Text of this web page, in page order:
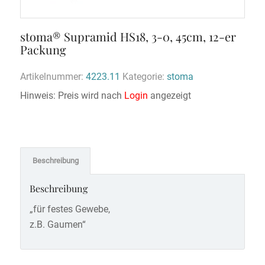
stoma® Supramid HS18, 3-0, 45cm, 12-er
Packung
Artikelnummer: 4223.11 Kategorie: stoma
Hinweis: Preis wird nach Login angezeigt
Beschreibung
Beschreibung
„für festes Gewebe,
z.B. Gaumen“